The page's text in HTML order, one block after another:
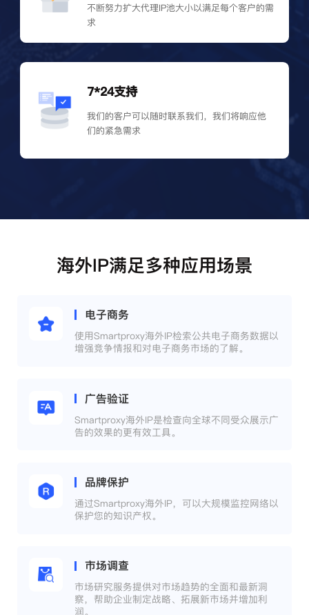
不断努力扩大代理IP池大小以满足每个客户的需
求
7*24支持
我们的客户可以随时联系我们，我们将响应他
们的紧急需求
海外IP满足多种应用场景
电子商务
使用Smartproxy海外IP检索公共电子商务数据以
增强竞争情报和对电子商务市场的了解。
广告验证
Smartproxy海外IP是检查向全球不同受众展示广
告的效果的更有效工具。
品牌保护
通过Smartproxy海外IP，可以大规模监控网络以
保护您的知识产权。
市场调查
市场研究服务提供对市场趋势的全面和最新洞
察，帮助企业制定战略、拓展新市场并增加利
润。